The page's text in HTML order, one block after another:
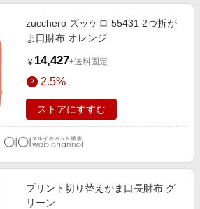
zucchero ズッケロ 55431 2つ折が
ま口財布 オレンジ
￥ 14,427+送料固定
2.5%
ストアにすすむ
プリント切り替えがま口長財布 グ
リーン